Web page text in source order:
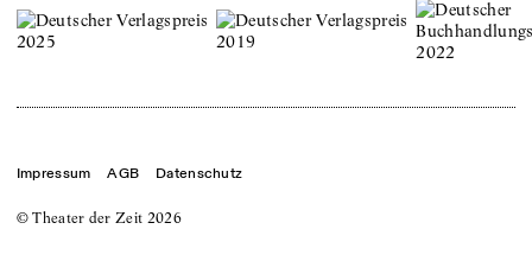
© Theater der Zeit 2026
Impressum AGB Datenschutz